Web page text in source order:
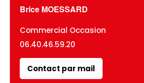
Commercial Occasion
06.40.46.59.20